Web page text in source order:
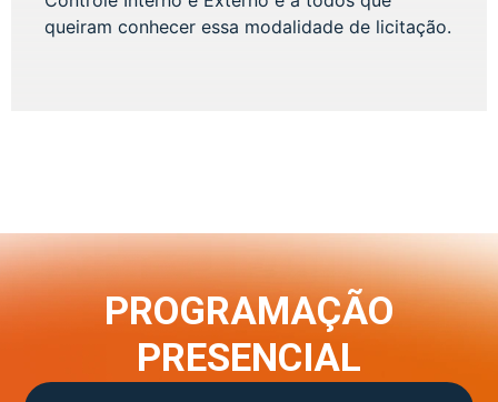
queiram conhecer essa modalidade de licitação.
PROGRAMAÇÃO
PRESENCIAL